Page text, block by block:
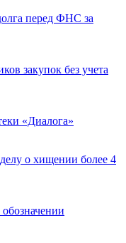
перед ФНС за
закупок без учета
«Диалога»
о хищении более 4